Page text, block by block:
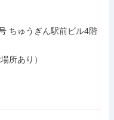
ちゅうぎん駅前ビル4階
所あり）